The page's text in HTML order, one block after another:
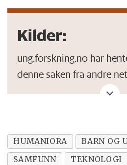
Kilder:
ung.forskning.no har
denne saken fra andre
etinnlegg i The
språk på sosiale
HUMANIORA
BARN OG
SAMFUNN
TEKNOLOGI